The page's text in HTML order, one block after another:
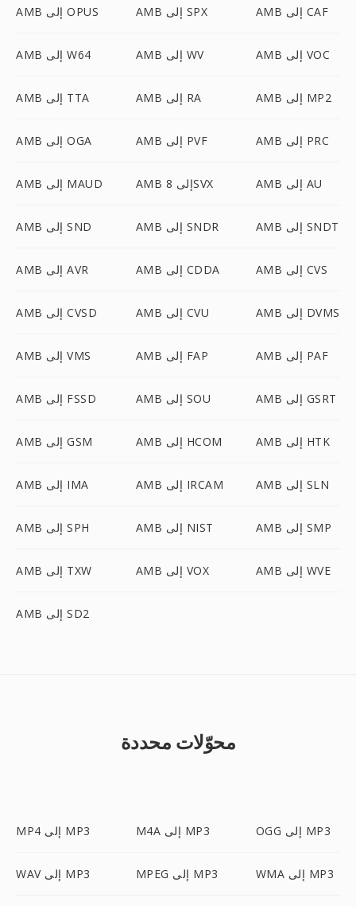
AMB إلى OPUS AMB إلى SPX AMB إلى CAF
AMB إلى W64 AMB إلى WV AMB إلى VOC
AMB إلى TTA AMB إلى RA AMB إلى MP2
AMB إلى OGA AMB إلى PVF AMB إلى PRC
AMB إلى MAUD AMB إلى 8SVX AMB إلى AU
AMB إلى SND AMB إلى SNDR AMB إلى SNDT
AMB إلى AVR AMB إلى CDDA AMB إلى CVS
AMB إلى CVSD AMB إلى CVU AMB إلى DVMS
AMB إلى VMS AMB إلى FAP AMB إلى PAF
AMB إلى FSSD AMB إلى SOU AMB إلى GSRT
AMB إلى GSM AMB إلى HCOM AMB إلى HTK
AMB إلى IMA AMB إلى IRCAM AMB إلى SLN
AMB إلى SPH AMB إلى NIST AMB إلى SMP
AMB إلى TXW AMB إلى VOX AMB إلى WVE
AMB إلى SD2
محوّلات محددة
MP4 إلى MP3 M4A إلى MP3 OGG إلى MP3
WAV إلى MP3 MPEG إلى MP3 WMA إلى MP3